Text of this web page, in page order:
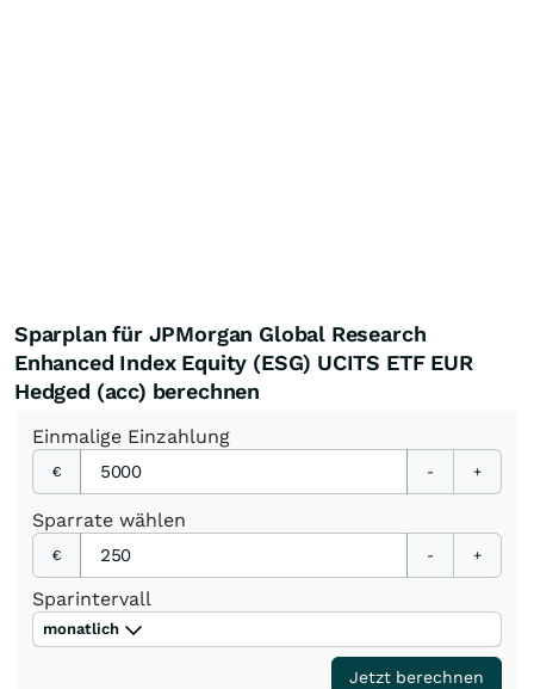
Sparplan für JPMorgan Global Research
Enhanced Index Equity (ESG) UCITS ETF EUR
Hedged (acc) berechnen
Einmalige Einzahlung
€ - +
Sparrate wählen
€ - +
Sparintervall
monatlich
Jetzt berechnen